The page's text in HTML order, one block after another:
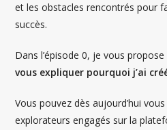
et les obstacles rencontrés pour
succès.
Dans l’épisode 0, je vous propose
vous expliquer pourquoi j’ai
Vous pouvez dès aujourd’hui
explorateurs engagés sur la